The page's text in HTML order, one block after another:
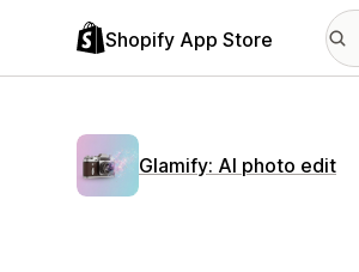
Shopify App Store
Glamify: AI photo edit